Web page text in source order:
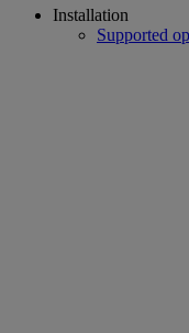
Installation
Supported